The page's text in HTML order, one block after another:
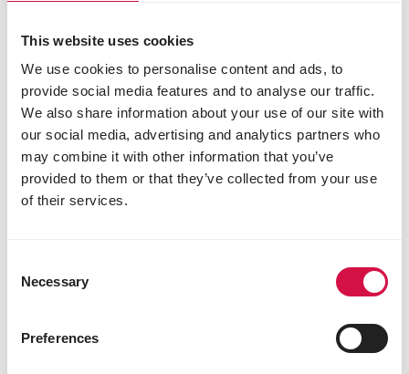
This website uses cookies
We use cookies to personalise content and ads, to
provide social media features and to analyse our traffic.
We also share information about your use of our site with
our social media, advertising and analytics partners who
may combine it with other information that you’ve
provided to them or that they’ve collected from your use
of their services.
Selection
Necessary
Preferences
Tips
Is een ideale mengeling om middenin de week te
voederen aan de sportduiven. Zorgt dat ze
voldoende energie binnenkrijgen en toch nog goed
blijven trainen. Je mag de duiven voldoende
toedienen als ze goed trainen rond het hok.
Productinfo
rode maïs 6%